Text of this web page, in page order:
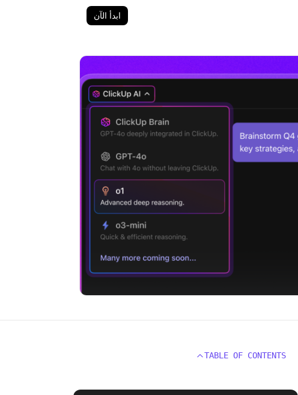
ابدأ الآن
TABLE OF CONTENTS